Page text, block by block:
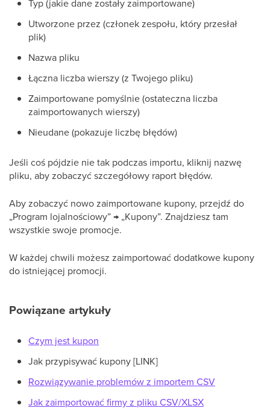
Typ (jakie dane zostały zaimportowane)
Utworzone przez (członek zespołu, który przesłał
plik)
Nazwa pliku
Łączna liczba wierszy (z Twojego pliku)
Zaimportowane pomyślnie (ostateczna liczba
zaimportowanych wierszy)
Nieudane (pokazuje liczbę błędów)
Jeśli coś pójdzie nie tak podczas importu, kliknij nazwę
pliku, aby zobaczyć szczegółowy raport błędów.
Aby zobaczyć nowo zaimportowane kupony, przejdź do
„Program lojalnościowy” → „Kupony”. Znajdziesz tam
wszystkie swoje promocje.
W każdej chwili możesz zaimportować dodatkowe kupony
do istniejącej promocji.
Powiązane artykuły
Czym jest kupon
Jak przypisywać kupony [LINK]
Rozwiązywanie problemów z importem CSV
Jak zaimportować firmy z pliku CSV/XLSX